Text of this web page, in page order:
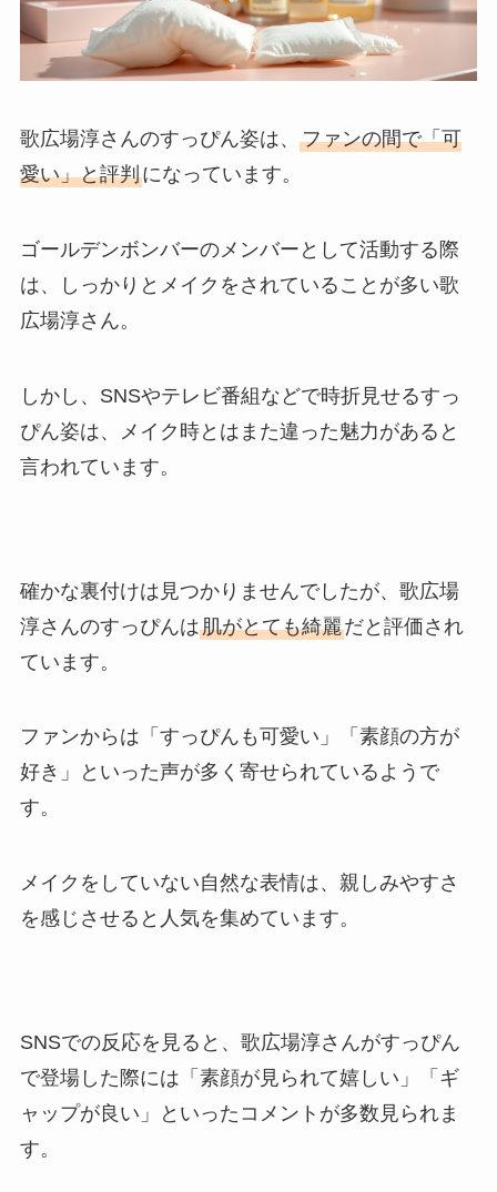
歌広場淳さんのすっぴん姿は、 ファンの間で「可
愛い」と評判になっています。
ゴールデンボンバーのメンバーとして活動する際
は、しっかりとメイクをされていることが多い歌
広場淳さん。
しかし、SNSやテレビ番組などで時折見せるすっ
ぴん姿は、メイク時とはまた違った魅力があると
言われています。
確かな裏付けは見つかりませんでしたが、歌広場
淳さんのすっぴんは肌がとても綺麗だと評価され
ています。
ファンからは「すっぴんも可愛い」「素顔の方が
好き」といった声が多く寄せられているようで
す。
メイクをしていない自然な表情は、親しみやすさ
を感じさせると人気を集めています。
SNSでの反応を見ると、歌広場淳さんがすっぴん
で登場した際には「素顔が見られて嬉しい」「ギ
ャップが良い」といったコメントが多数見られま
す。